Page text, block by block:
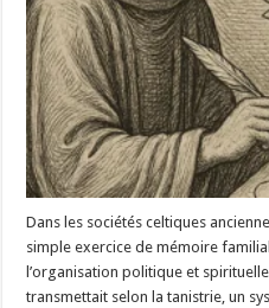
Dans les sociétés celtiques
simple exercice de mémoire
l’organisation politique et
transmettait selon la tanistrie, un